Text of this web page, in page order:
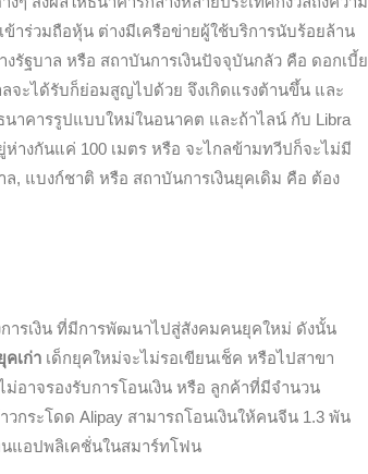
าร่วมถือหุ้น ต่างมีเครือข่ายผู้ใช้บริการนับร้อยล้าน
รัฐบาล หรือ สถาบันการเงินปัจจุบันกลัว คือ ดอกเบี้ย
จะได้รับก็ย่อมสูญไปด้วย จึงเกิดแรงต้านขึ้น และ
าคารรูปแบบใหม่ในอนาคต และถ้าไลน์ กับ Libra
างกันแค่ 100 เมตร หรือ จะไกลข้ามทวีปก็จะไม่มี
, แบงก์ชาติ หรือ สถาบันการเงินยุคเดิม คือ ต้อง
ารเงิน ที่มีการพัฒนาไปสู่สังคมคนยุคใหม่ ดังนั้น
เก่า เด็กยุคใหม่จะไม่รอเขียนเช็ค หรือไปสาขา
อาจรองรับการโอนเงิน หรือ ลูกค้าที่มีจำนวน
กระโดด Alipay สามารถโอนเงินให้คนจีน 1.3 พัน
นแอปพลิเคชั่นในสมาร์ทโฟน